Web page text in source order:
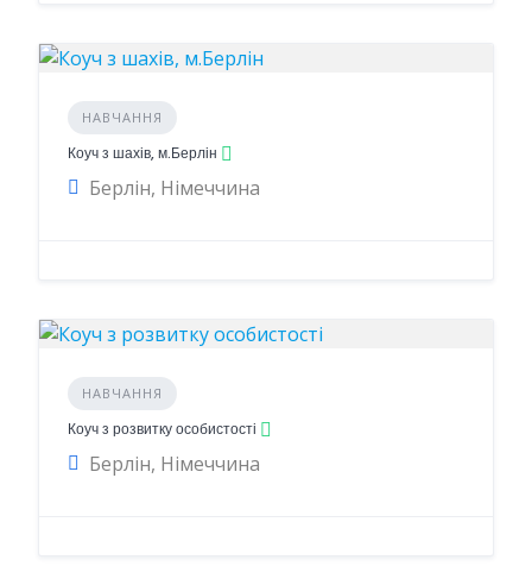
НАВЧАННЯ
Коуч з шахів, м.Берлін
Берлін, Німеччина
НАВЧАННЯ
Коуч з розвитку особистості
Берлін, Німеччина